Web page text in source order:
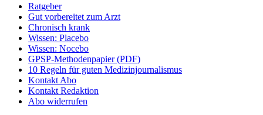
Ratgeber
Gut vorbereitet zum Arzt
Chronisch krank
Wissen: Placebo
Wissen: Nocebo
GPSP-Methodenpapier (PDF)
10 Regeln für guten Medizinjournalismus
Kontakt Abo
Kontakt Redaktion
Abo widerrufen